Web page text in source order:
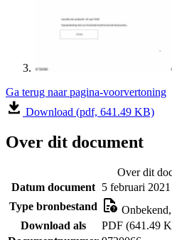
Ga terug naar pagina-voorvertoning
Download (pdf, 641.49 KB)
Over dit document
Over dit
Datum document 5 februari 2021
Type bronbestand
Download als
PDF (641.49